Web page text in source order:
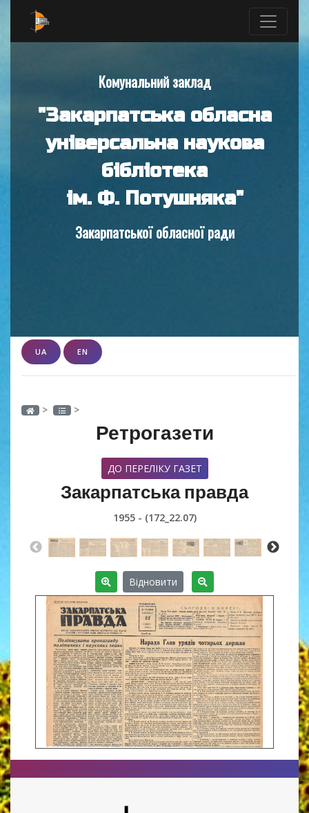
Комунальний заклад
"Закарпатська обласна
універсальна наукова
бібліотека
ім. Ф. Потушняка"
Закарпатської обласної ради
UA EN
> >
Ретрогазети
ДО ПЕРЕЛІКУ ГАЗЕТ
Закарпатська правда
1955 - (172_22.07)
Відновити